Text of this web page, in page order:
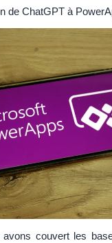
de ChatGPT à
avons couvert les